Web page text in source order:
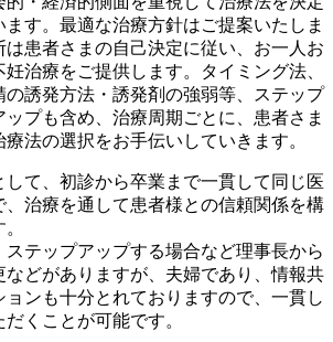
す。最適な治療方針はご提案いたしま
患者さまの自己決定に従い、お一人お
治療をご提供します。タイミング法、
の誘発方法・誘発剤の強弱等、ステップ
ップも含め、治療周期ごとに、患者さま
法の選択をお手伝いしていきます。
して、初診から卒業まで一貫して同じ医
、治療を通して患者様との信頼関係を構
ステップアップする場合など理事長から
などがありますが、夫婦であり、情報共
ンも十分とれておりますので、一貫し
くことが可能です。